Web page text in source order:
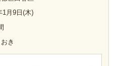
1月9日(木)
き